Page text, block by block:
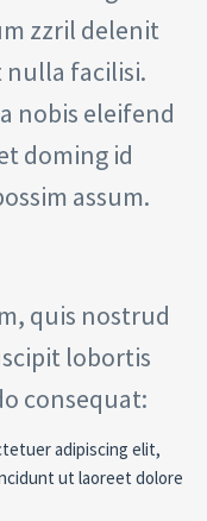
zzril delenit
nulla facilisi.
nobis eleifend
doming id
assum.
quis nostrud
lobortis
consequat:
adipiscing elit,
ut laoreet dolore